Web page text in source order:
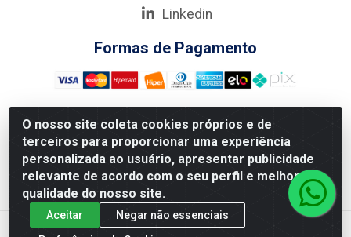
O nosso site coleta cookies próprios e de
terceiros para proporcionar uma experiência
personalizada ao usuário, apresentar publicidade
relevante de acordo com o seu perfil e melhorar a
qualidade do nosso site.
Aceitar
Negar não essenciais
Linkedin
Formas de Pagamento
Nova Boni Distribuidora de Material de Construção LTDA - Rua
Alice Tibiriçá, 330 - Vila Da Penha, Rio de Janeiro/RJ - CEP:
21.210-110 - CNPJ: 11.003.135/0001-27